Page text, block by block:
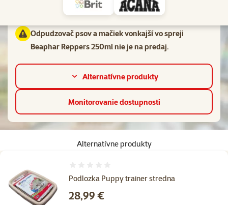
250ml
Odpudzovač psov a mačiek vonkajší vo spreji
Beaphar Reppers 250ml nie je na predaj.
Alternatívne produkty
Monitorovanie dostupnosti
Alternatívne produkty
Podlozka Puppy trainer stredna
Cena
28,99 €